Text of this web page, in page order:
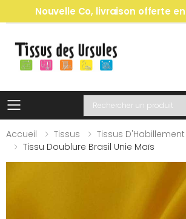
Nouvelle Co, livraison offerte
Toggle mobile menu
Recherche
Accueil
Tissus
Tissus D'Habillement
Tissu Doublure Brasil Unie Maïs